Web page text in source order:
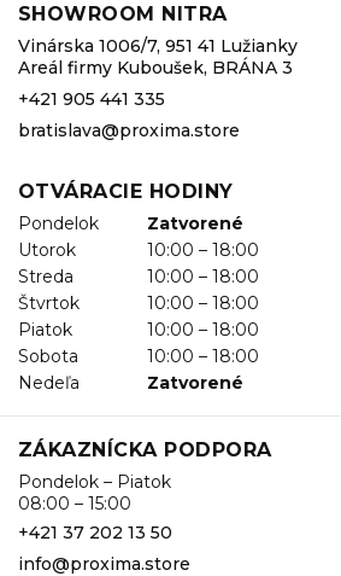
SHOWROOM NITRA
Vinárska 1006/7, 951 41 Lužianky
Areál firmy Kuboušek, BRÁNA 3
+421 905 441 335
bratislava@proxima.store
OTVÁRACIE HODINY
Pondelok
Zatvorené
Utorok
10:00 – 18:00
Streda
10:00 – 18:00
Štvrtok
10:00 – 18:00
Piatok
10:00 – 18:00
Sobota
10:00 – 18:00
Nedeľa
Zatvorené
ZÁKAZNÍCKA PODPORA
Pondelok – Piatok
08:00 – 15:00
+421 37 202 13 50
info@proxima.store